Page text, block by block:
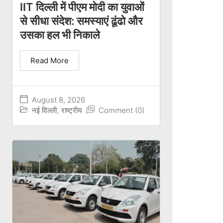
IIT दिल्ली में पीएम मोदी का युवाओं
से सीधा संदेश: समस्याएं ढूंढो और
उसका हल भी निकाले
August 8, 2026
नई दिल्ली, राष्ट्रीय Comment (0)
Read More